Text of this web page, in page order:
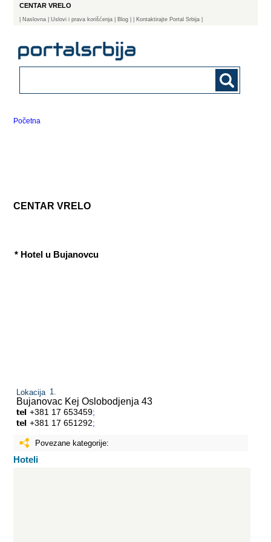
CENTAR VRELO
Naslovna | Uslovi i prava korišćenja Blog | Kontaktirajte Portal Srbija |
Početna
CENTAR VRELO
* Hotel u Bujanovcu
Lokacija
Bujanovac Kej Oslobodjenja 43
+381 17 653459;
+381 17 651292;
Povezane kategorije:
Hoteli